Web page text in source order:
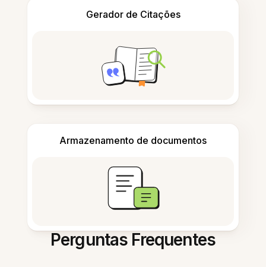
Gerador de Citações
Armazenamento de documentos
Perguntas Frequentes